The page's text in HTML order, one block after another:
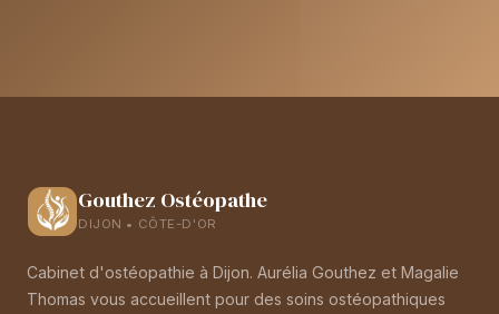
Gouthez Ostéopathe
DIJON • CÔTE-D'OR
Cabinet d'ostéopathie à Dijon. Aurélia Gouthez et Magalie
Thomas vous accueillent pour des soins ostéopathiques